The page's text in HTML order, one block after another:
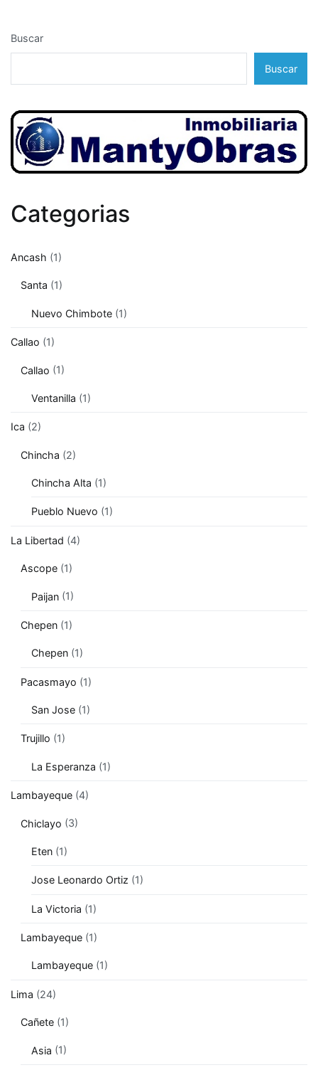
Buscar
Buscar
Categorias
Ancash (1)
Santa (1)
Nuevo Chimbote(1)
Callao (1)
Callao (1)
Ventanilla (1)
Ica (2)
Chincha (2)
Chincha Alta (1)
Pueblo Nuevo (1)
La Libertad (4)
Ascope (1)
Paijan(1)
Chepen (1)
Chepen(1)
Pacasmayo (1)
San Jose(1)
Trujillo (1)
La Esperanza (1)
Lambayeque (4)
Chiclayo (3)
Eten(1)
Jose Leonardo Ortiz (1)
La Victoria (1)
Lambayeque (1)
Lambayeque(1)
Lima (24)
Cañete (1)
Asia (1)